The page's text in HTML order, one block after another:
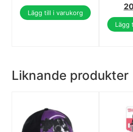
Lägg till i varukorg
Lägg
Liknande produkter